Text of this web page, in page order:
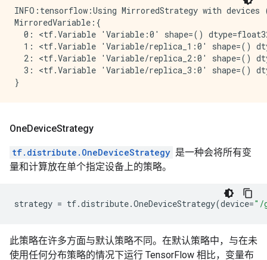
INFO:tensorflow:Using MirroredStrategy with
MirroredVariable:{
0: <tf.Variable 'Variable:0' shape=()
1: <tf.Variable 'Variable/replica_1:0' shape=()
2: <tf.Variable 'Variable/replica_2:0' shape=()
3: <tf.Variable 'Variable/replica_3:0' shape=()
OneDeviceStrategy
tf.distribute.OneDeviceStrategy 是一种会将所有变
量和计算放在单个指定设备上的策略。
strategy = tf.distribute.OneDeviceStrategy(device="/
此策略在许多方面与默认策略不同。在默认策略中，与在未
使用任何分布策略的情况下运行 TensorFlow 相比，变量布